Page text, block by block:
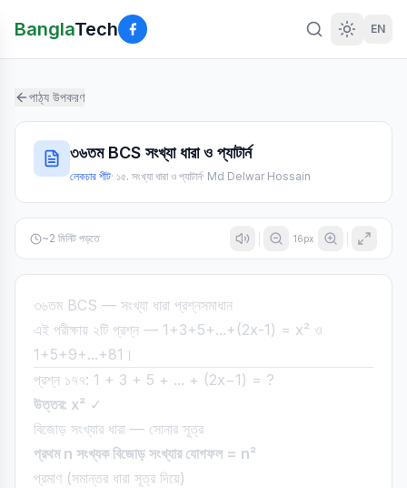
BanglaTech EN
পাঠ্য উপকরণ
৩৬তম BCS সংখ্যা ধারা ও প্যাটার্ন
লেকচার শীট· ১৫. সংখ্যা ধারা ও প্যাটার্ন· Md Delwar Hossain
~2 মিনিট পড়তে 16px
৩৬তম BCS — সংখ্যা ধারা প্রশ্নসমাধান
এই পরীক্ষায় ২টি প্রশ্ন — 1+3+5+...+(2x-1) = x² ও
1+5+9+...+81।
প্রশ্ন ১৭৭: 1 + 3 + 5 + ... + (2x−1) = ?
উত্তর: x² ✓
বিজোড় সংখ্যার ধারা — সোনার সূত্র
প্রথম n সংখ্যক বিজোড় সংখ্যার যোগফল = n²
প্রমাণ (সমান্তর ধারা সূত্র দিয়ে)